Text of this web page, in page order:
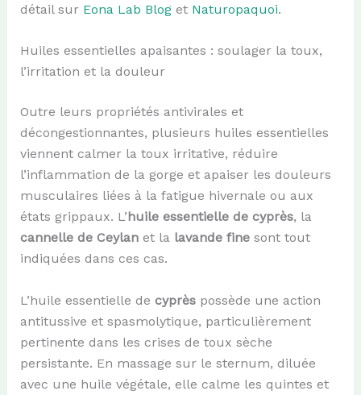
détail sur Eona Lab Bloget Naturopaquoi.
Huiles essentielles apaisantes : soulager la toux,
l’irritation et la douleur
Outre leurs propriétés antivirales et
décongestionnantes, plusieurs huiles essentielles
viennent calmer la toux irritative, réduire
l’inflammation de la gorge et apaiser les douleurs
musculaires liées à la fatigue hivernale ou aux
états grippaux. L’huile essentielle de cyprès, la
cannelle de Ceylanet la lavande finesont tout
indiquées dans ces cas.
L’huile essentielle de cyprèspossède une action
antitussive et spasmolytique, particulièrement
pertinente dans les crises de toux sèche
persistante. En massage sur le sternum, diluée
avec une huile végétale, elle calme les quintes et